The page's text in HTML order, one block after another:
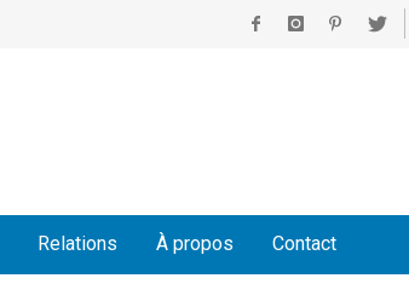
Relations À propos Contact